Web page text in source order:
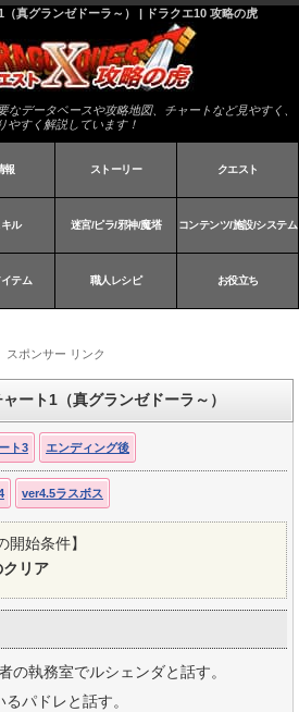
真グランゼドーラ～） | ドラクエ10 攻略の虎
なデータベースや攻略地図、チャートなど見やすく、
やすく解説しています！
報 ストーリー クエスト
ル 迷宮/ピラ/邪神/魔塔 コンテンツ/施設/システム
テム 職人レシピ お役立ち
スポンサー リンク
ート1（真グランゼドーラ～）
ト3 エンディング後
ver4.5ラスボス
開始条件】
リア
の執務室でルシェンダと話す。
パドレと話す。